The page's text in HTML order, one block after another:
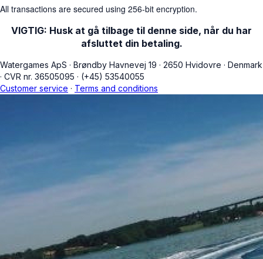
All transactions are secured using 256-bit encryption.
VIGTIG: Husk at gå tilbage til denne side, når du har
afsluttet din betaling.
Watergames ApS · Brøndby Havnevej 19 · 2650 Hvidovre · Denmark
· CVR nr. 36505095 · (+45) 53540055
Customer service · Terms and conditions